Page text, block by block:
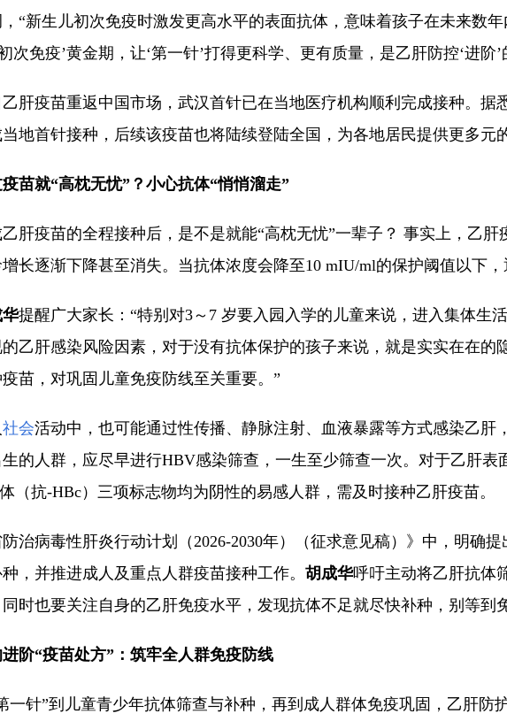
“新生儿初次免疫时激发更高水平的表面抗体，意味着孩子在未来数
次免疫’黄金期，让‘第一针’打得更科学、更有质量，是乙肝防控‘进阶
肝疫苗重返中国市场，武汉首针已在当地医疗机构顺利完成接种。据
地首针接种，后续该疫苗也将陆续登陆全国，为各地居民提供更多元
苗就“高枕无忧”？小心抗体“悄悄溜走”
肝疫苗的全程接种后，是不是就能“高枕无忧”一辈子？ 事实上，乙
长逐渐下降甚至消失。当抗体浓度会降至10 mIU/ml的保护阈值以下，
提醒广大家长：“特别对3～7 岁要入园入学的儿童来说，进入集体生
乙肝感染风险因素，对于没有抗体保护的孩子来说，就是实实在在的
苗，对巩固儿童免疫防线至关重要。”
社会活动中，也可能通过性传播、静脉注射、血液暴露等方式感染乙肝
生的人群，应尽早进行HBV感染筛查，一生至少筛查一次。对于乙肝表
（抗-HBc）三项标志物均为阴性的易感人群，需及时接种乙肝疫苗。
治病毒性肝炎行动计划（2026-2030年）（征求意见稿）》中，明确
，并推进成人及重点人群疫苗接种工作。 胡成华呼吁主动将乙肝抗体
时也要关注自身的乙肝免疫水平，发现抗体不足就尽快补种，别等到
阶“疫苗处方”：筑牢全人群免疫防线
一针”到儿童青少年抗体筛查与补种，再到成人群体免疫巩固，乙肝防